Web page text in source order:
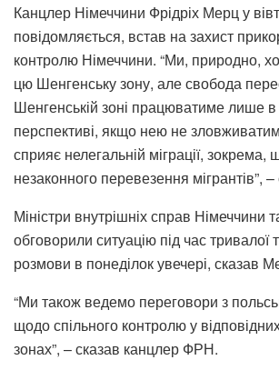
Канцлер Німеччини Фрідріх Мерц у
повідомляється, встав на захист
контролю Німеччини. “Ми, природно,
цю Шенгенську зону, але свобода
Шенгенській зоні працюватиме лише в
перспективі, якщо нею не
сприяє нелегальній міграції, зокрема,
незаконного перевезення мігрантів”, –
Міністри внутрішніх справ Німеччини
обговорили ситуацію під час тривалої
розмови в понеділок увечері, сказав
“Ми також ведемо переговори з
щодо спільного контролю у
зонах”, – сказав канцлер ФРН.